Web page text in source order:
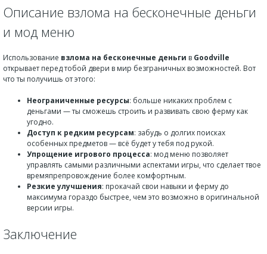
Описание взлома на бесконечные деньги
и мод меню
Использование взлома на бесконечные деньги в Goodville
открывает перед тобой двери в мир безграничных возможностей. Вот
что ты получишь от этого:
Неограниченные ресурсы: больше никаких проблем с
деньгами — ты сможешь строить и развивать свою ферму как
угодно.
Доступ к редким ресурсам: забудь о долгих поисках
особенных предметов — всё будет у тебя под рукой.
Упрощение игрового процесса: мод меню позволяет
управлять самыми различными аспектами игры, что сделает твое
времяпрепровождение более комфортным.
Резкие улучшения: прокачай свои навыки и ферму до
максимума гораздо быстрее, чем это возможно в оригинальной
версии игры.
Заключение